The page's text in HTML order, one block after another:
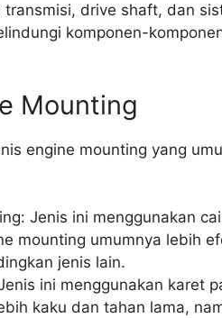
drive shaft, dan
komponen-
Mounting
engine mounting yang
Jenis ini menggunakan
mounting umumnya lebih
jenis lain.
ini menggunakan karet
kaku dan tahan lama,